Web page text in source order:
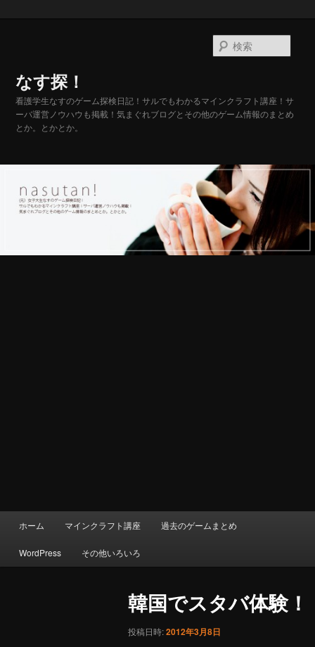
なす探！
看護学生なすのゲーム探検日記！サルでもわかるマインクラフト講座！サ
ーバ運営ノウハウも掲載！気まぐれブログとその他のゲーム情報のまとめ
とか。とかとか。
索
ホーム マインクラフト講座 過去のゲームまとめ
WordPress その他いろいろ
韓国でスタバ体験！
投稿日時:2012年3月8日